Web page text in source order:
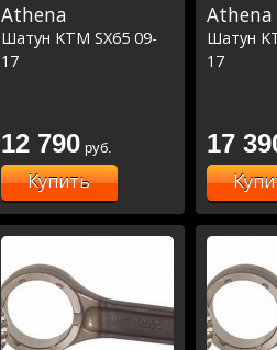
Athena
Шатун KTM SX65 09-
17
12 790 руб.
Купить
Athena
Шатун
17
17